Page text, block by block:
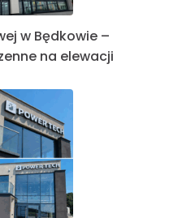
w Będkowie –
na elewacji